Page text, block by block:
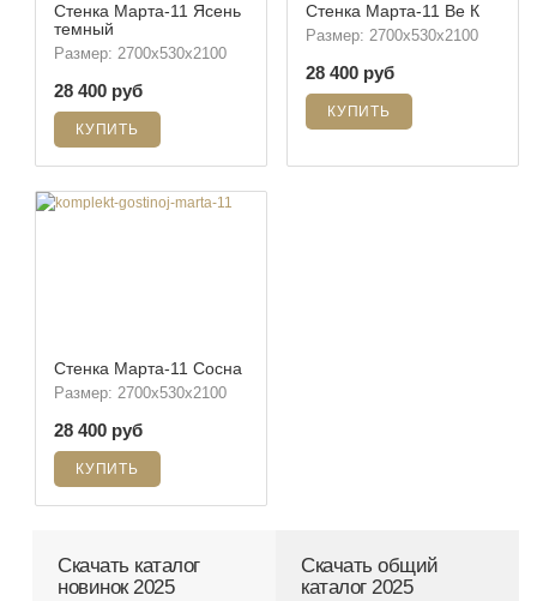
Стенка Марта-11 Ясень
темный
Размер: 2700х530х2100
28 400 руб
Стенка Марта-11 Ве К
Размер: 2700х530х2100
28 400 руб
Стенка Марта-11 Сосна
Размер: 2700х530х2100
28 400 руб
Скачать каталог
новинок 2025
Скачать общий
каталог 2025